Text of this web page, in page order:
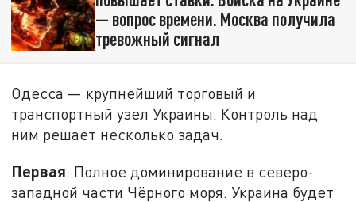
— вопрос времени. Москва получила
тревожный сигнал
Одесса — крупнейший торговый и
транспортный узел Украины. Контроль над
ним решает несколько задач.
Первая. Полное доминирование в северо-
западной части Чёрного моря. Украина будет